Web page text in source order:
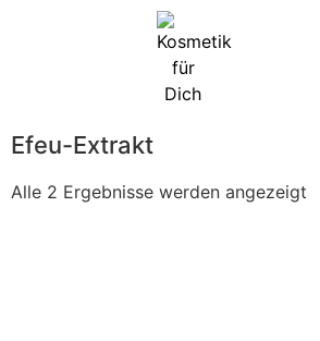
Efeu-Extrakt
Alle 2 Ergebnisse werden angezeigt